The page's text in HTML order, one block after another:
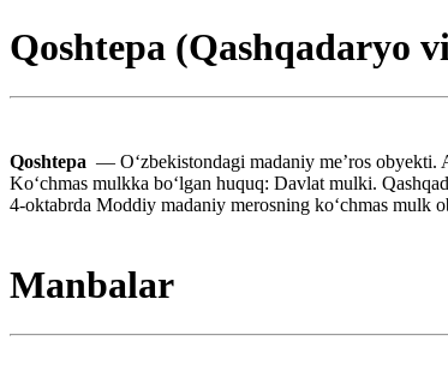
Qoshtepa (Qashqadaryo
Qoshtepa — Oʻzbekistondagi madaniy meʼros
Koʻchmas mulkka boʻlgan huquq: Davlat mulki.
4-oktabrda Moddiy madaniy merosning koʻchmas
Manbalar